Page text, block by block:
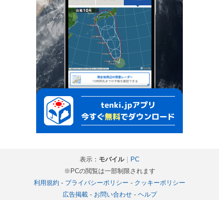
表示： モバイル｜ PC
※PCの閲覧は一部制限されます
利用規約 - プライバシーポリシー - クッキーポリシー
広告掲載- お問い合わせ- ヘルプ